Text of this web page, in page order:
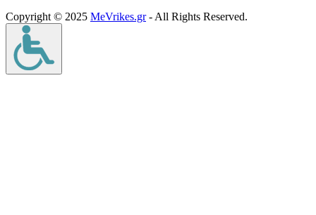
Copyright © 2025 MeVrikes.gr- All Rights Reserved.